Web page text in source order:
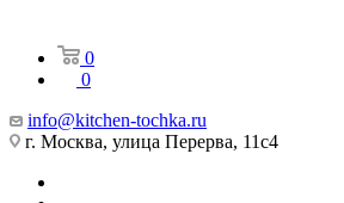
0
0
info@kitchen-tochka.ru
г. Москва, улица Перерва, 11с4